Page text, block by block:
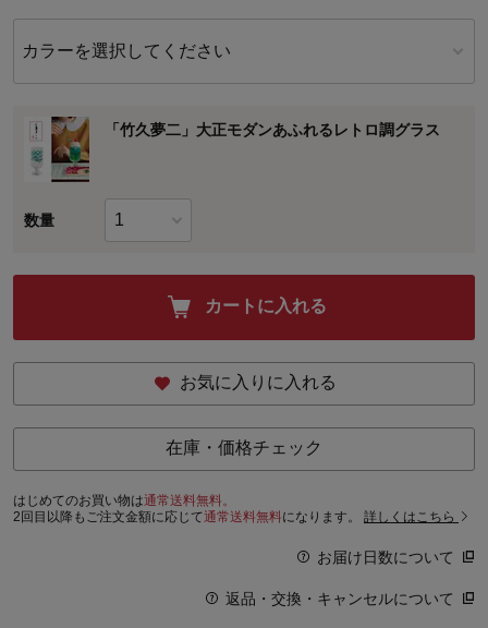
カラーを選択してください
「竹久夢二」大正モダンあふれるレトロ調グラス
数量
カートに入れる
お気に入りに入れる
在庫・価格チェック
はじめてのお買い物は通常送料無料。
2回目以降もご注文金額に応じて通常送料無料になります。 詳しくはこちら
お届け日数について
返品・交換・キャンセルについて